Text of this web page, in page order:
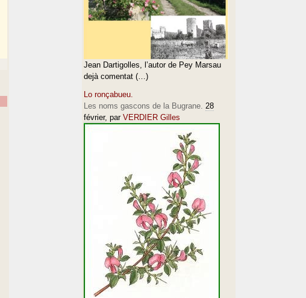
Jean Dartigolles, l’autor de Pey Marsau
dejà comentat (…)
Lo ronçabueu.
Les noms gascons de la Bugrane. 28
février, par VERDIER Gilles